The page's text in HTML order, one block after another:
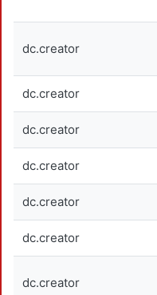
dc.creator
dc.creator
dc.creator
dc.creator
dc.creator
dc.creator
dc.creator